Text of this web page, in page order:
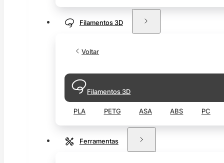
Filamentos 3D
Voltar
Filamentos 3D
PLA PETG ASA ABS PC
Ferramentas